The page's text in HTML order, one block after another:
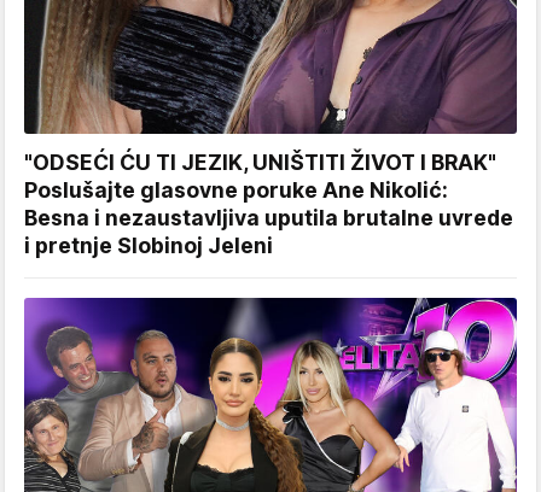
"ODSEĆI ĆU TI JEZIK, UNIŠTITI ŽIVOT I BRAK"
Poslušajte glasovne poruke Ane Nikolić:
Besna i nezaustavljiva uputila brutalne uvrede
i pretnje Slobinoj Jeleni